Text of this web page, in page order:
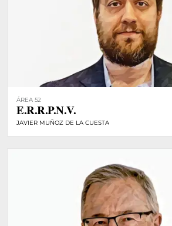
ÁREA 52
E.R.R.P.N.V.
JAVIER MUÑOZ DE LA CUESTA